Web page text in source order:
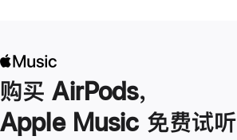
购买 AirPods，
Apple Music 免费试听